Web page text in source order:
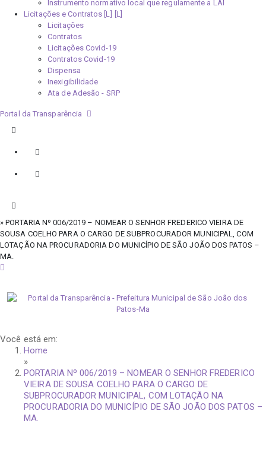
Instrumento normativo local que regulamente a LAI
Licitações e Contratos [L]
Licitações
Contratos
Licitações Covid-19
Contratos Covid-19
Dispensa
Inexigibilidade
Ata de Adesão - SRP
Portal da Transparência
» PORTARIA Nº 006/2019 – NOMEAR O SENHOR FREDERICO VIEIRA DE
SOUSA COELHO PARA O CARGO DE SUBPROCURADOR MUNICIPAL, COM
LOTAÇÃO NA PROCURADORIA DO MUNICÍPIO DE SÃO JOÃO DOS PATOS –
MA.
Você está em:
Home
»
PORTARIA Nº 006/2019 – NOMEAR O SENHOR FREDERICO
VIEIRA DE SOUSA COELHO PARA O CARGO DE
SUBPROCURADOR MUNICIPAL, COM LOTAÇÃO NA
PROCURADORIA DO MUNICÍPIO DE SÃO JOÃO DOS PATOS –
MA.